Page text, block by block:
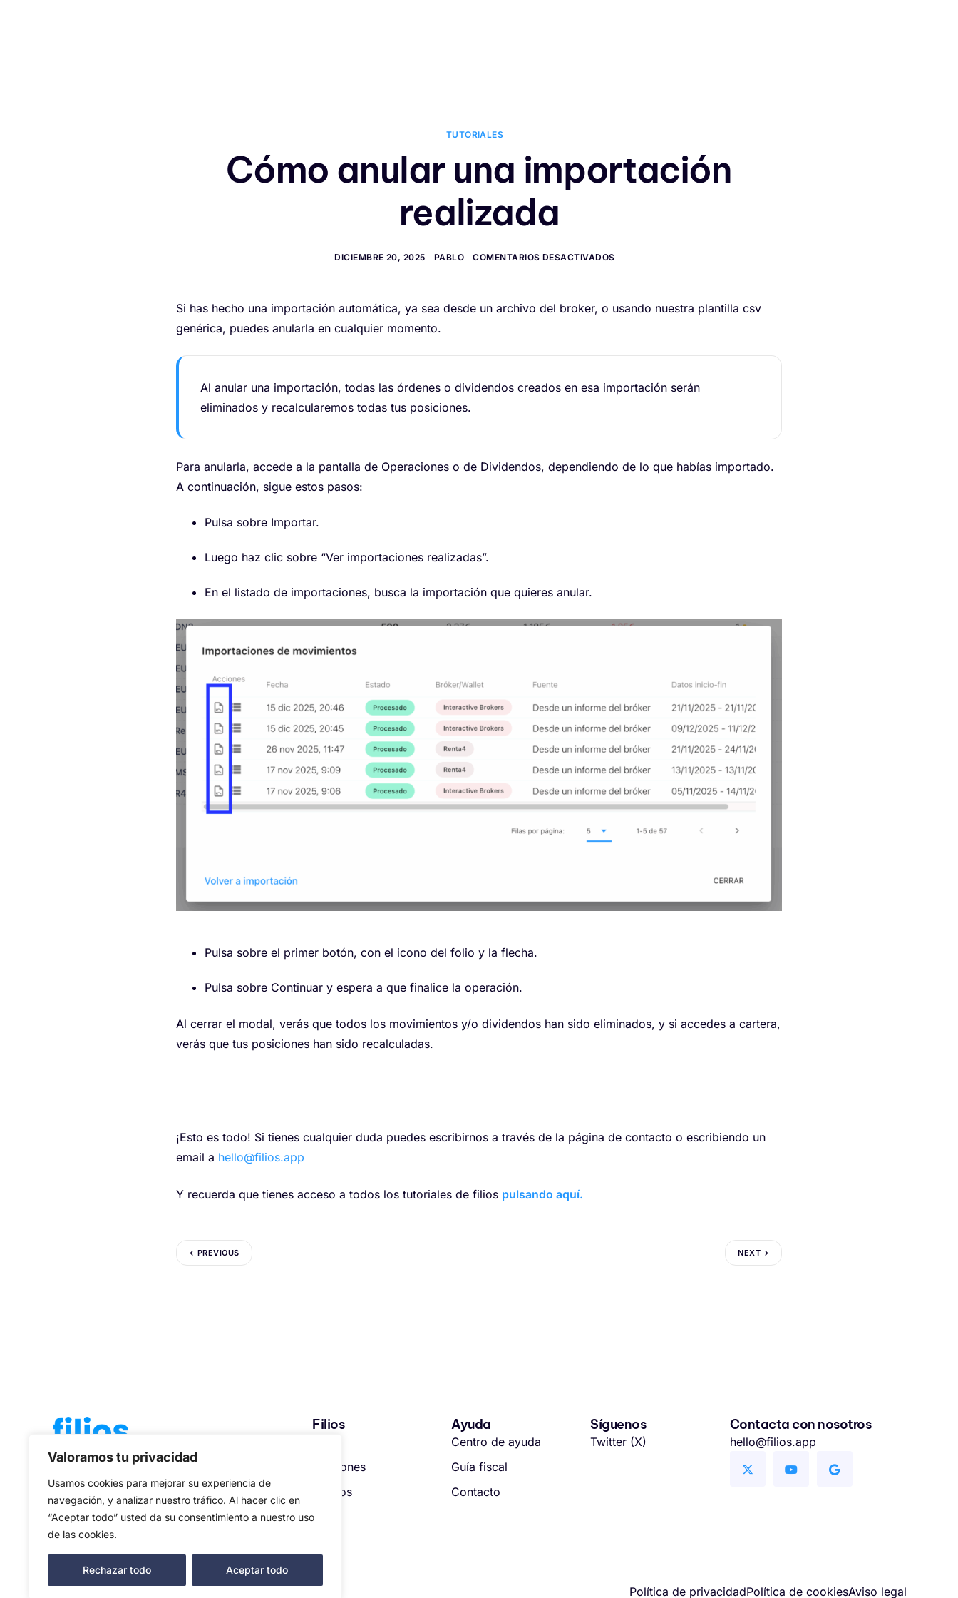
Valoramos tu privacidad
Usamos cookies para mejorar su experiencia de
navegación, y analizar nuestro tráfico. Al hacer clic en
“Aceptar todo” usted da su consentimiento a nuestro uso
de las cookies.
Rechazar todo Aceptar todo
TUTORIALES
Cómo anular una importación
realizada
DICIEMBRE 20, 2025 PABLO COMENTARIOS DESACTIVADOS
Si has hecho una importación automática, ya sea desde un archivo del broker, o usando nuestra plantilla csv
genérica, puedes anularla en cualquier momento.
Al anular una importación, todas las órdenes o dividendos creados en esa importación serán
eliminados y recalcularemos todas tus posiciones.
Para anularla, accede a la pantalla de Operaciones o de Dividendos, dependiendo de lo que habías importado.
A continuación, sigue estos pasos:
Pulsa sobre Importar.
Luego haz clic sobre “Ver importaciones realizadas”.
En el listado de importaciones, busca la importación que quieres anular.
Pulsa sobre el primer botón, con el icono del folio y la flecha.
Pulsa sobre Continuar y espera a que finalice la operación.
Al cerrar el modal, verás que todos los movimientos y/o dividendos han sido eliminados, y si accedes a cartera,
verás que tus posiciones han sido recalculadas.
¡Esto es todo! Si tienes cualquier duda puedes escribirnos a través de la página de contacto o escribiendo un
email a hello@filios.app
Y recuerda que tienes acceso a todos los tutoriales de filios pulsando aquí.
PREVIOUS NEXT
La aplicación que te ayuda a llevar el
además, te calcula tus impuestos.
Filios
Opiniones
Precios
Ayuda
Centro de ayuda
Guía fiscal
Contacto
Síguenos
Twitter (X)
Contacta con nosotros
hello@filios.app
Filios © Todos los derechos reservados Política de privacidadPolítica de cookiesAviso legal